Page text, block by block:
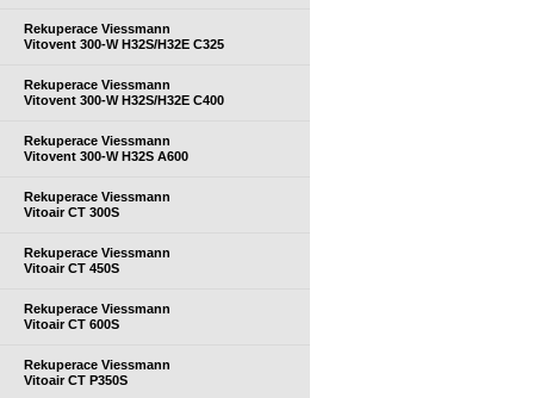
Rekuperace Viessmann
Vitovent 300-W H32S/H32E C325
Rekuperace Viessmann
Vitovent 300-W H32S/H32E C400
Rekuperace Viessmann
Vitovent 300-W H32S A600
Rekuperace Viessmann
Vitoair CT 300S
Rekuperace Viessmann
Vitoair CT 450S
Rekuperace Viessmann
Vitoair CT 600S
Rekuperace Viessmann
Vitoair CT P350S